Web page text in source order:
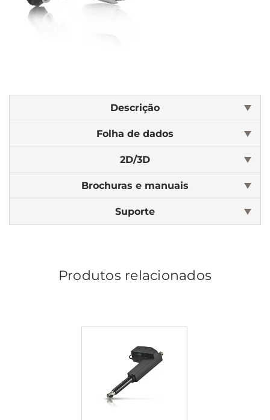
Descrição
Folha de dados
2D/3D
Brochuras e manuais
Suporte
Produtos relacionados